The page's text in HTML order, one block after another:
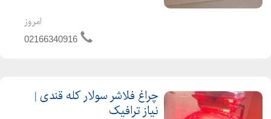
کانون. مجهز به باتری های 18650 و نیم
قلمی AAA، حالت چشمک زن SOS و
امروز
02166340916
چراغ فلاشر سولار کله قندی |
نیاز ترافیک